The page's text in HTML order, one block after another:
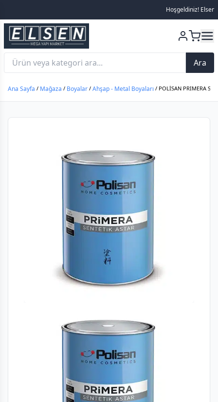
Hoşgeldiniz! Elsen
Ara
Ana Sayfa / Mağaza / Boyalar / Ahşap - Metal Boyaları / POLİSAN PRIMERA